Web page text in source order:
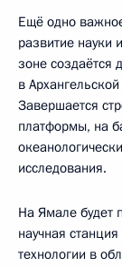
Ещё одно
развитие науки
зоне создаётся
в
Завершается
платформы, на
исследования.
На Ямале будет
научная
технологии в